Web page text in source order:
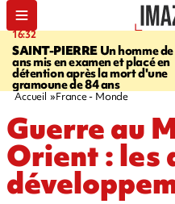
16:32
SAINT-PIERREUn homme
ans mis en examen et placé en
détention après la mort d'une
gramoune de 84 ans
Accueil France - Monde
Guerre au
Orient : les